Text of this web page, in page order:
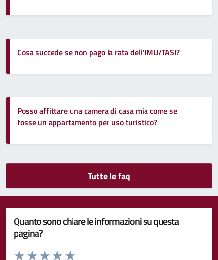
Cosa succede se non pago la rata dell'IMU/TASI?
Posso affittare una camera di casa mia come se
fosse un appartamento per uso turistico?
Tutte le faq
Quanto sono chiare le informazioni su questa
pagina?
Valuta da 1 a 5 stelle la pagina